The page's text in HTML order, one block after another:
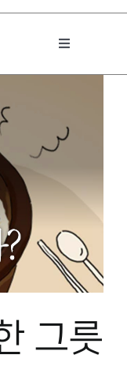
Toggle
그릇